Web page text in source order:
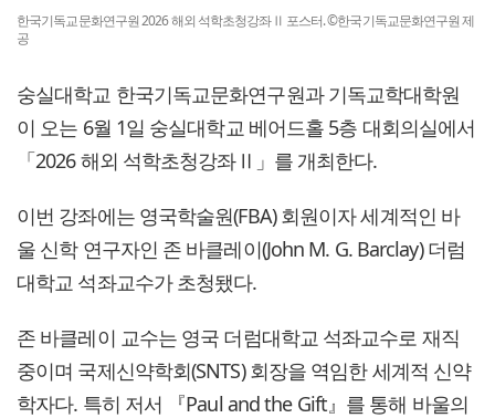
한국기독교문화연구원 2026 해외 석학초청강좌Ⅱ 포스터. ©한국기독교문화연구원 제
공
숭실대학교 한국기독교문화연구원과 기독교학대학원
이 오는 6월 1일 숭실대학교 베어드홀 5층 대회의실에서
「2026 해외 석학초청강좌Ⅱ」를 개최한다.
이번 강좌에는 영국학술원(FBA) 회원이자 세계적인 바
울 신학 연구자인 존 바클레이(John M. G. Barclay) 더럼
대학교 석좌교수가 초청됐다.
존 바클레이 교수는 영국 더럼대학교 석좌교수로 재직
중이며 국제신약학회(SNTS) 회장을 역임한 세계적 신약
학자다. 특히 저서 『Paul and the Gift』를 통해 바울의